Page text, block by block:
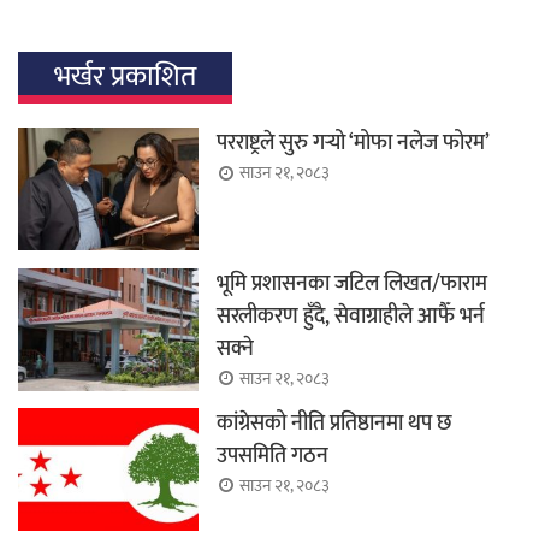
भर्खर प्रकाशित
परराष्ट्रले सुरु गर्‍यो ‘मोफा नलेज फोरम’
साउन २१, २०८३
भूमि प्रशासनका जटिल लिखत/फाराम
सरलीकरण हुँदै, सेवाग्राहीले आफैँ भर्न
सक्ने
साउन २१, २०८३
कांग्रेसको नीति प्रतिष्ठानमा थप छ
उपसमिति गठन
साउन २१, २०८३